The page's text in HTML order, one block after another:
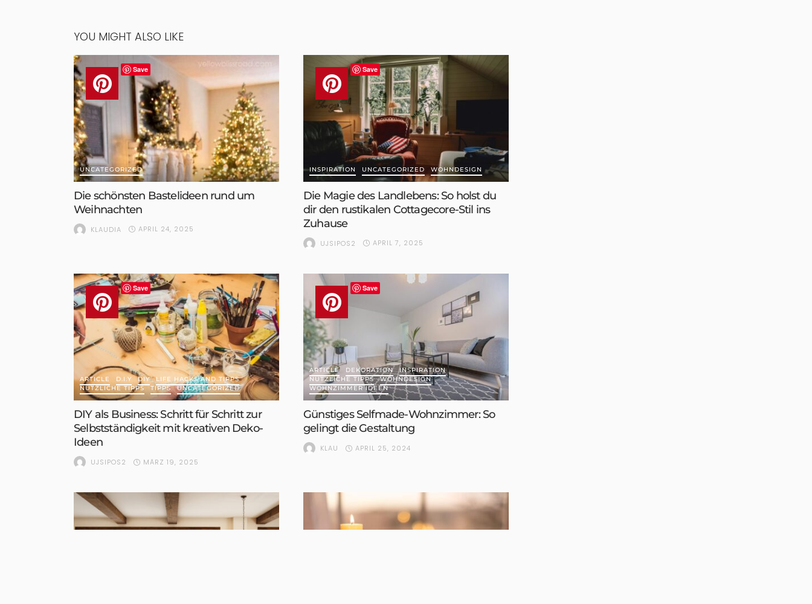
YOU MIGHT ALSO LIKE
UNCATEGORIZED
Save
Die schönsten Bastelideen rund um
Weihnachten
KLAUDIA APRIL 24, 2025
INSPIRATION UNCATEGORIZED WOHNDESIGN
Save
Die Magie des Landlebens: So holst du
dir den rustikalen Cottagecore-Stil ins
Zuhause
UJSIPOS2 APRIL 7, 2025
ARTICLE D.I.Y DIY
LIFE HACKS AND TIPPS
NÜTZLICHE TIPPS
TIPPS UNCATEGORIZED
Save
DIY als Business: Schritt für Schritt zur
Selbstständigkeit mit kreativen Deko-
Ideen
UJSIPOS2 MÄRZ 19, 2025
ARTICLE DEKORATION
INSPIRATION
NÜTZLICHE TIPPS
WOHNDESIGN
WOHNZIMMER IDEEN
Save
Günstiges Selfmade-Wohnzimmer: So
gelingt die Gestaltung
KLAU APRIL 25, 2024